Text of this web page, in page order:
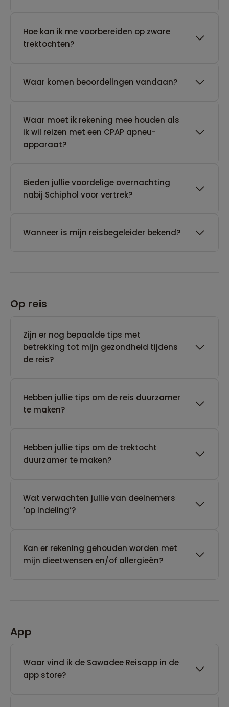
Hoe kan ik me voorbereiden op zware
trektochten?
Waar komen beoordelingen vandaan?
Waar moet ik rekening mee houden als
ik wil reizen met een CPAP apneu-
apparaat?
Bieden jullie voordelige overnachting
nabij Schiphol voor vertrek?
Wanneer is mijn reisbegeleider bekend?
Op reis
Zijn er nog bepaalde tips met
betrekking tot mijn gezondheid tijdens
de reis?
Hebben jullie tips om de reis duurzamer
te maken?
Hebben jullie tips om de trektocht
duurzamer te maken?
Wat verwachten jullie van deelnemers
‘op indeling’?
Kan er rekening gehouden worden met
mijn dieetwensen en/of allergieën?
App
Waar vind ik de Sawadee Reisapp in de
app store?